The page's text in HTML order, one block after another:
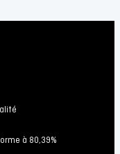
à 80,39%